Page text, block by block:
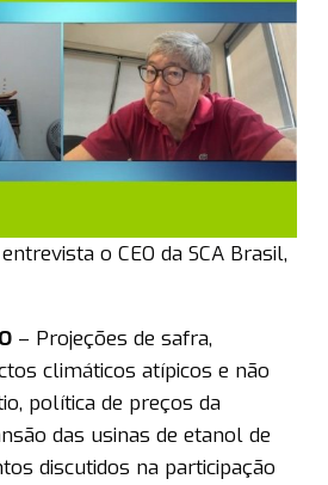
o CEO da SCA Brasil,
– Projeções de safra,
climáticos atípicos e não
política de preços da
das usinas de etanol de
discutidos na participação